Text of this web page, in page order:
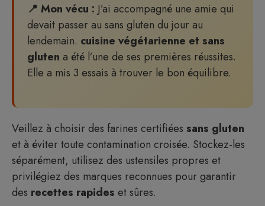
📍 Mon vécu : J’ai accompagné une amie qui
devait passer au sans gluten du jour au
lendemain. cuisine végétarienne et sans
gluten a été l’une de ses premières réussites.
Elle a mis 3 essais à trouver le bon équilibre.
Veillez à choisir des farines certifiées sans gluten
et à éviter toute contamination croisée. Stockez-les
séparément, utilisez des ustensiles propres et
privilégiez des marques reconnues pour garantir
des recettes rapides et sûres.